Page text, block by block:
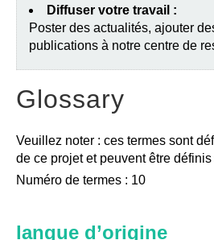
Diffuser votre travail :
Poster des actualités, ajouter
publications à notre centre de
Glossary
Veuillez noter : ces termes sont
de ce projet et peuvent être
Numéro de termes : 10
langue d’origine